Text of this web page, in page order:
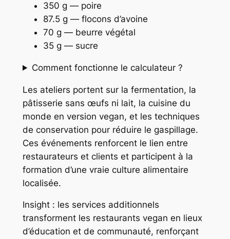
350 g — poire
87.5 g — flocons d’avoine
70 g — beurre végétal
35 g — sucre
Comment fonctionne le calculateur ?
Les ateliers portent sur la fermentation, la
pâtisserie sans œufs ni lait, la cuisine du
monde en version vegan, et les techniques
de conservation pour réduire le gaspillage.
Ces événements renforcent le lien entre
restaurateurs et clients et participent à la
formation d’une vraie culture alimentaire
localisée.
Insight : les services additionnels
transforment les restaurants vegan en lieux
d’éducation et de communauté, renforçant